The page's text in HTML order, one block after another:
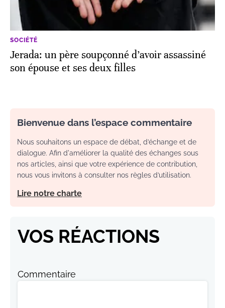
SOCIÉTÉ
Jerada: un père soupçonné d’avoir assassiné
son épouse et ses deux filles
Bienvenue dans l’espace commentaire
Nous souhaitons un espace de débat, d’échange et de
dialogue. Afin d'améliorer la qualité des échanges sous
nos articles, ainsi que votre expérience de contribution,
nous vous invitons à consulter nos règles d’utilisation.
Lire notre charte
VOS RÉACTIONS
Commentaire